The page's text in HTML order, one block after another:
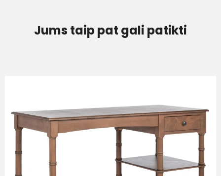
Jums taip pat gali patikti